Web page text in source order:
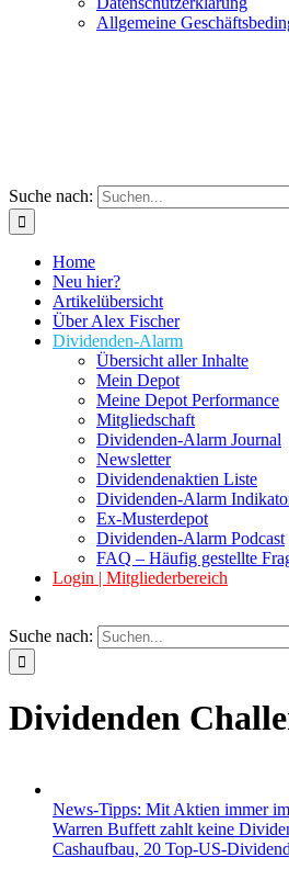
Allgemeine
Suche nach:
Home
Neu hier?
Artikelübersicht
Über Alex Fischer
Dividenden-Alarm
Übersicht aller Inhalte
Mein Depot
Meine Depot Performance
Mitgliedschaft
Dividenden-Alarm Journal
Newsletter
Dividendenaktien Liste
Dividenden-Alarm
Ex-Musterdepot
Dividenden-Alarm Podcast
FAQ – Häufig gestellte
Login | Mitgliederbereich
Suche nach:
Dividenden
News-Tipps: Mit Aktien immer
Warren Buffett zahlt keine
Cashaufbau, 20 Top-US-